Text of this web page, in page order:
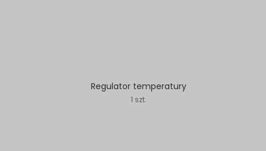
Regulator temperatury
1 szt.